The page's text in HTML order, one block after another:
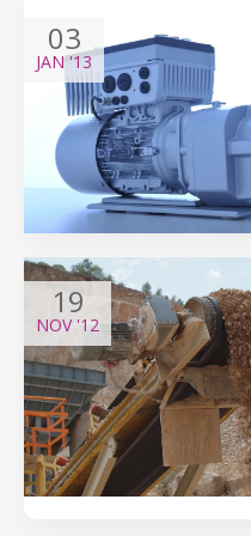
03
JAN'13
19
NOV'12